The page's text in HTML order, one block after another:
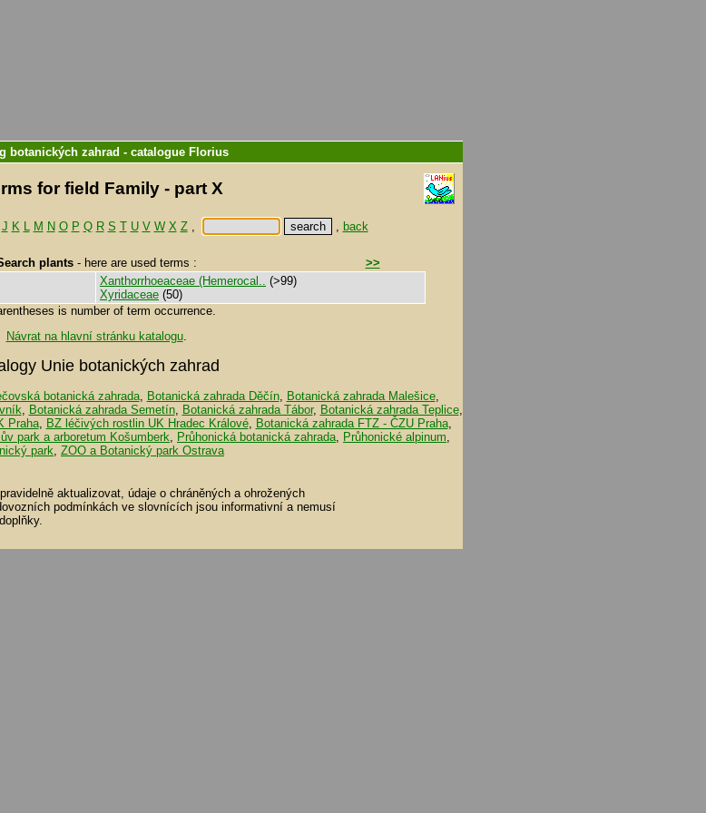
botanických zahrad - catalogue Florius
for field Family - part X
J K L M N O P Q R S T U V W X Z, , back
plants - here are used terms :
>>
Xanthorrhoeaceae (Hemerocal.. (>99)
Xyridaceae (50)
is number of term occurrence.
Návrat na hlavní stránku katalogu.
Unie botanických zahrad
botanická zahrada, Botanická zahrada Děčín, Botanická zahrada Malešice,
Botanická zahrada Semetín, Botanická zahrada Tábor, Botanická zahrada Teplice,
Praha, BZ léčivých rostlin UK Hradec Králové, Botanická zahrada FTZ - ČZU Praha,
park a arboretum Košumberk Průhonická botanická zahrada Průhonické alpinum
park ZOO a Botanický park Ostrava
aktualizovat, údaje o chráněných a ohrožených
podmínkách ve slovnících jsou informativní a nemusí